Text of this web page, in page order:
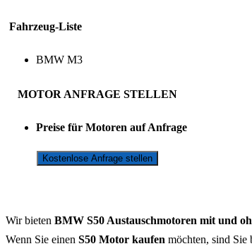
Fahrzeug-Liste
BMW M3
MOTOR ANFRAGE STELLEN
Preise für Motoren auf Anfrage
Kostenlose Anfrage stellen
Wir bieten BMW S50 Austauschmotoren mit und
Wenn Sie einen S50 Motor kaufen möchten, sind Sie